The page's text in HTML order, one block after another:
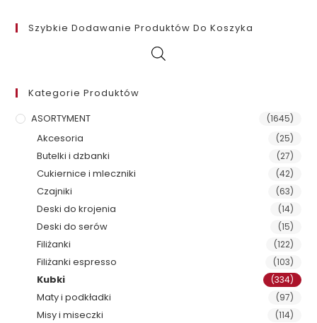
Szybkie Dodawanie Produktów Do Koszyka
Kategorie Produktów
ASORTYMENT
(1645)
Akcesoria (25)
Butelki i dzbanki (27)
Cukiernice i mleczniki (42)
Czajniki (63)
Deski do krojenia (14)
Deski do serów (15)
Filiżanki (122)
Filiżanki espresso (103)
Kubki (334)
Maty i podkładki (97)
Misy i miseczki (114)